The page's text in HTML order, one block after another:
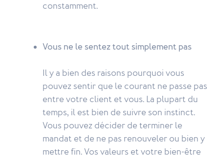
constamment.
Vous ne le sentez tout simplement pas
Il y a bien des raisons pourquoi vous
pouvez sentir que le courant ne passe pas
entre votre client et vous. La plupart du
temps, il est bien de suivre son instinct.
Vous pouvez décider de terminer le
mandat et de ne pas renouveler ou bien y
mettre fin. Vos valeurs et votre bien-être